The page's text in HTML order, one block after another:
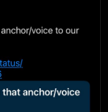
a ton.”
will a